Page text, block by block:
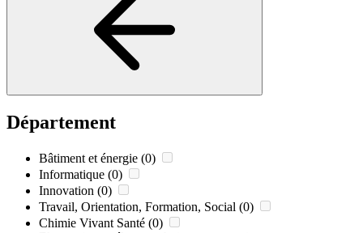
Département
Bâtiment et énergie (0)
Informatique (0)
Innovation (0)
Travail, Orientation, Formation, Social (0)
Chimie Vivant Santé (0)